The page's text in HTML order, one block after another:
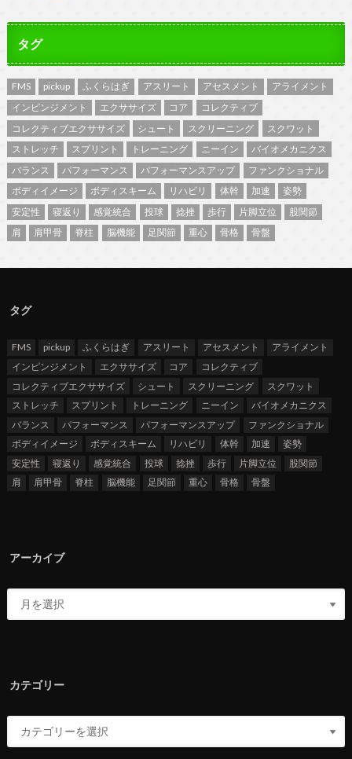
タグ
FMS pickup ふくらはぎ アスリート アセスメント
アライメント
インピンジメント
エクササイズ コア
コレクティブ
コレクティブエクササイズ
シュート スクリーニング
スクワット
ストレッチ
スプリント トレーニング ニーイン
バイオメカニクス
バランス
パフォーマンス パフォーマンスアップ
ファンクショナル
ボディイメージ
ボディスキーム リハビリ 体幹 加速
姿勢
安定性
寝返り 感覚統合 投球 捻挫 歩行 片脚立位
股関節
肩
肩甲骨 脊柱 脳機能 足関節 重心 骨格 骨盤
タグ
FMS pickup ふくらはぎ アスリート アセスメント
アライメント
インピンジメント
エクササイズ コア
コレクティブ
コレクティブエクササイズ
シュート スクリーニング
スクワット
ストレッチ
スプリント トレーニング ニーイン
バイオメカニクス
バランス
パフォーマンス パフォーマンスアップ
ファンクショナル
ボディイメージ
ボディスキーム リハビリ 体幹 加速
姿勢
安定性
寝返り 感覚統合 投球 捻挫 歩行 片脚立位
股関節
肩
肩甲骨 脊柱 脳機能 足関節 重心 骨格 骨盤
アーカイブ
カテゴリー